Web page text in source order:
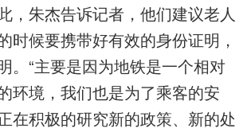
，朱杰告诉记者，他们建议老人
时候要携带好有效的身份证明，
。“主要是因为地铁是一个相对
环境，我们也是为了乘客的安
在积极的研究新的政策、新的处